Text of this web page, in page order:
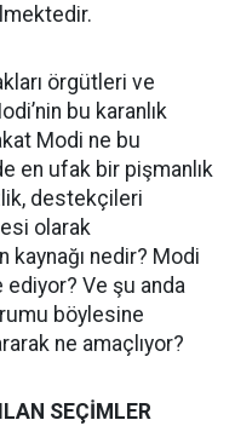
örgütleri ve
bu karanlık
Modi ne bu
en ufak bir pişmanlık
destekçileri
olarak
kaynağı nedir? Modi
Ve şu anda
böylesine
ne amaçlıyor?
SEÇİMLER